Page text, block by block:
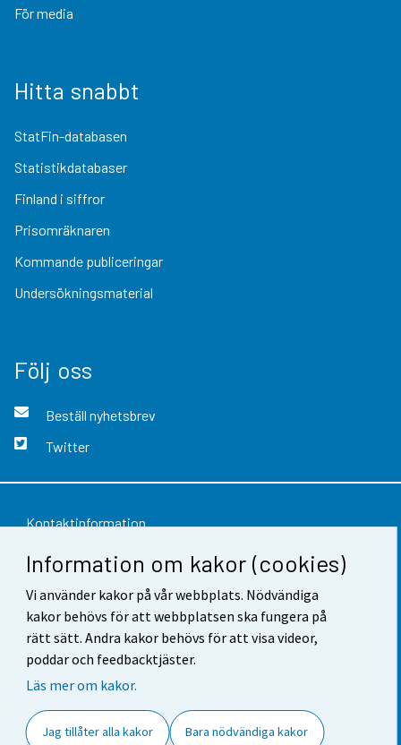
Information om kakor (cookies)
Vi använder kakor på vår webbplats. Nödvändiga
kakor behövs för att webbplatsen ska fungera på
rätt sätt. Andra kakor behövs för att visa videor,
poddar och feedbacktjäster.
Läs mer om kakor.
Jag tillåter alla kakor Bara nödvändiga kakor
För media
Hitta snabbt
StatFin-databasen
Statistikdatabaser
Finland i siffror
Prisomräknaren
Kommande publiceringar
Undersökningsmaterial
Följ oss
Beställ nyhetsbrev
Twitter
Kontaktinformation
Respons
Användarvillkor
Dataskydd
Tillgänglighet
Cookie-inställningar